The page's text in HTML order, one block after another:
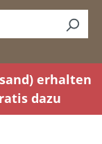
erhalten
dazu